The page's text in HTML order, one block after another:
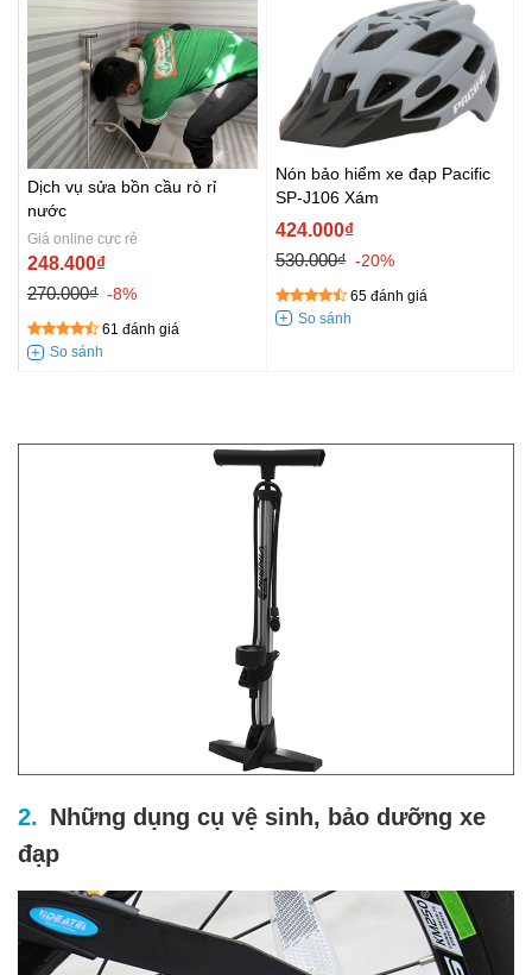
Dịch vụ sửa bồn cầu rò rỉ
nước
Giá online cực rẻ
248.400₫
270.000₫ -8%
61 đánh giá
Nón bảo hiểm xe đạp Pacific
SP-J106 Xám
424.000₫
530.000₫ -20%
65 đánh giá
Những dụng cụ vệ sinh, bảo dưỡng xe
đạp